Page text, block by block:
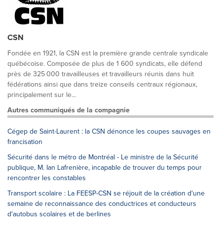
CSN
Fondée en 1921, la CSN est la première grande centrale syndicale
québécoise. Composée de plus de 1 600 syndicats, elle défend
près de 325 000 travailleuses et travailleurs réunis dans huit
fédérations ainsi que dans treize conseils centraux régionaux,
principalement sur le...
Autres communiqués de la compagnie
Cégep de Saint-Laurent : la CSN dénonce les coupes sauvages en
francisation
Sécurité dans le métro de Montréal - Le ministre de la Sécurité
publique, M. Ian Lafrenière, incapable de trouver du temps pour
rencontrer les constables
Transport scolaire : La FEESP-CSN se réjouit de la création d'une
semaine de reconnaissance des conductrices et conducteurs
d'autobus scolaires et de berlines